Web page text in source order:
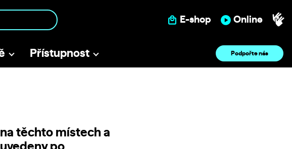
E-shop Online
Přístupnost Podpořte nás
těchto místech a